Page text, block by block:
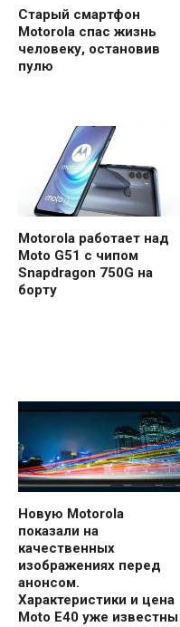
Старый смартфон
Motorola спас жизнь
человеку, остановив
пулю
Motorola работает над
Moto G51 c чипом
Snapdragon 750G на
борту
Новую Motorola
показали на
качественных
изображениях перед
анонсом.
Характеристики и цена
Moto E40 уже известны